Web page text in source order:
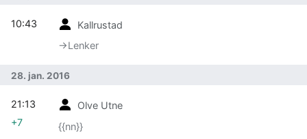
Kallrustad
→‎Lenker
10:43
28. jan. 2016
Olve Utne
{{nn}}
21:13
+7